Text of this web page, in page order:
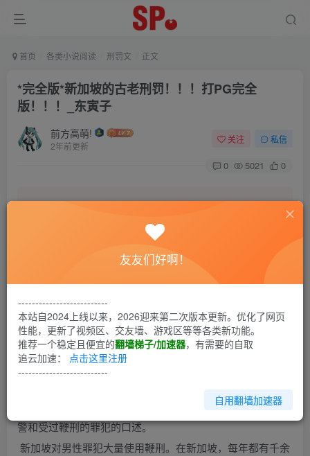
首页 各类小说阅读 刑罚文 正文
*完全版*新加坡的古老刑罚！！！打PG完全
版！！！_东寅子
前方高萌!
2年前更新
关注 私信
0 5021 0
另有小说阅读站点，网罗包括训诫文、腐文在内的
第1回
以下资料来自新加坡议会和政府公布的法令法规、正式新闻
人的反应的描绘都来自第一手资料，包括参与执行鞭刑的狱
警和受过鞭刑的罪犯的口述。
新加坡对男性罪犯大量使用鞭刑。在新加坡，每年都有千余
友友们好啊！
--------------------------
本站自2024上线以来，2026迎来第二次版本更新。优化了网页
性能，更新了视频区、交友墙、游戏区等等各类新功能。
推荐一个稳定且便宜的翻墙梯子/加速器，有需要的自取
追云加速： 点击这里注册
--------------------------
自用翻墙加速器